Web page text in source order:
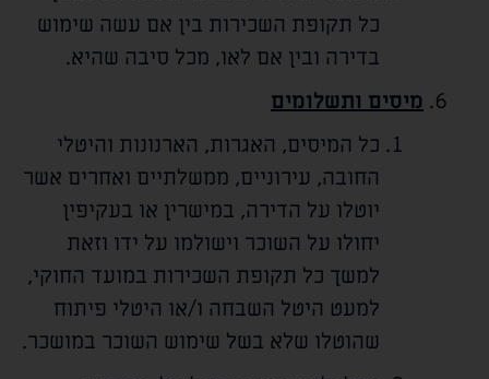
כל תקופת השכירות בין אם עשה שימוש
בדירה ובין אם לאו, מכל סיבה שהיא.
מיסים ותשלומים
כל המיסים, האגרות, הארנונות והיטלי
החובה, עירוניים, ממשלתיים ואחרים אשר
יוטלו על הדירה, במישרין או בעקיפין
יחולו על השוכר וישולמו על ידו וזאת
למשך כל תקופת השכירות במועד החוקי,
למעט היטל השבחה ו/או היטלי פיתוח
שהוטלו שלא בשל שימוש השוכר במושכר.